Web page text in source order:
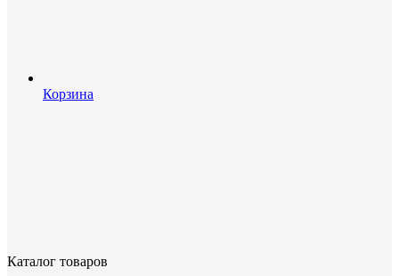
Корзина
Каталог товаров